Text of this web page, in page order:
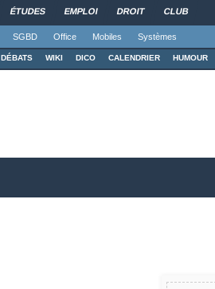
ÉTUDES EMPLOI DROIT CLUB
SGBD Office Mobiles Systèmes
DÉBATS WIKI DICO CALENDRIER HUMOUR